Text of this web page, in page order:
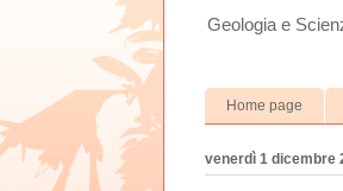
Geologia e
Home page
venerdì 1 dicembre